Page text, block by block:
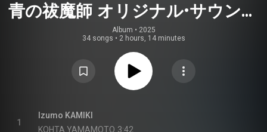
青の祓魔師 オリジナル・サウンド
トラック 2024-25
Album • 2025
34 songs • 2 hours, 14 minutes
1
Izumo KAMIKI
KOHTA YAMAMOTO 3:42